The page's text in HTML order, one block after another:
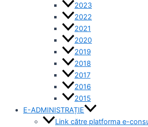
2023
2022
2021
2020
2019
2018
2017
2016
2015
E-ADMINISTRAȚIE
Link către platforma e-